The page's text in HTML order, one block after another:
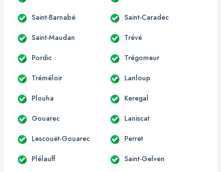
Saint-Barnabé Saint-Caradec
Saint-Maudan Trévé
Pordic Trégomeur
Tréméloir Lanloup
Plouha Keregal
Gouarec Laniscat
Lescouët-Gouarec Perret
Plélauff Saint-Gelven